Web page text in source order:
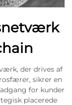
der drives af
sikrer en
for kunder
placerede